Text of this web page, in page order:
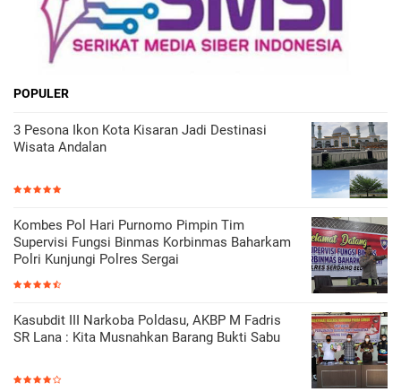
POPULER
3 Pesona Ikon Kota Kisaran Jadi Destinasi
Wisata Andalan
Kombes Pol Hari Purnomo Pimpin Tim
Supervisi Fungsi Binmas Korbinmas Baharkam
Polri Kunjungi Polres Sergai
Kasubdit III Narkoba Poldasu, AKBP M Fadris
SR Lana : Kita Musnahkan Barang Bukti Sabu